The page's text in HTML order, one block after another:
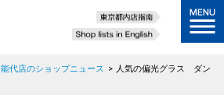
能代店のショップニュース > 人気の偏光グラス ダン